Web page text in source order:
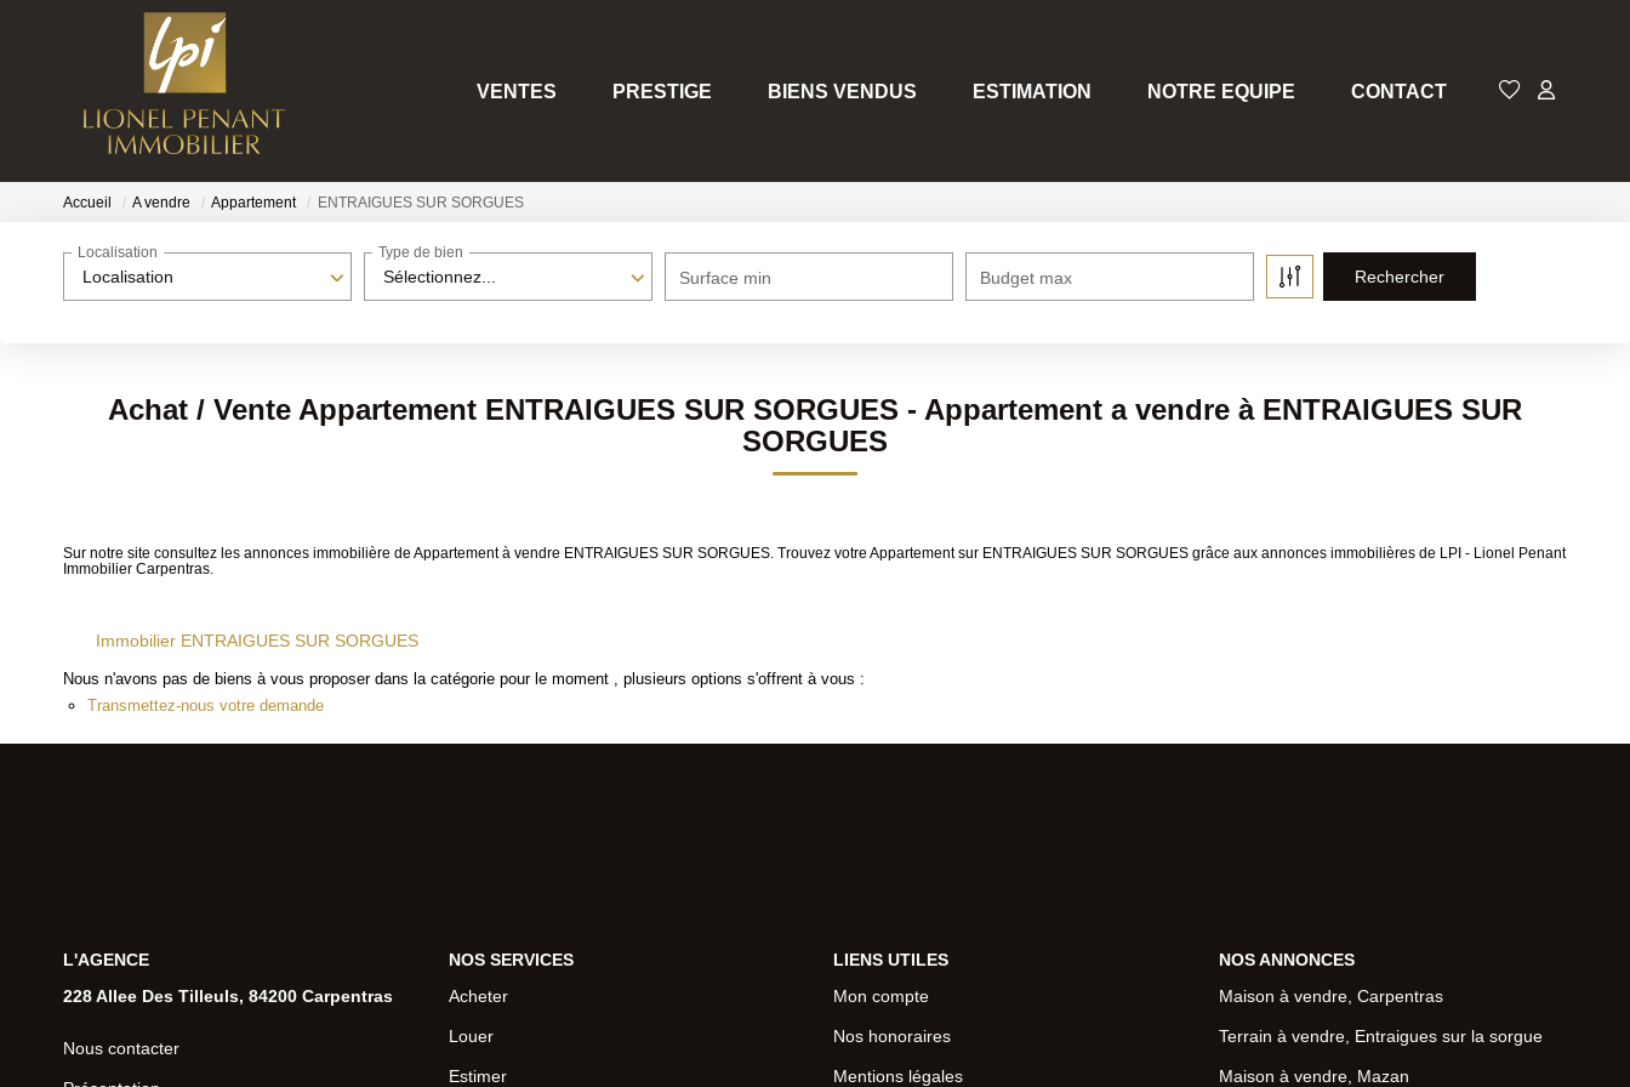
VENTES PRESTIGE BIENS VENDUS ESTIMATION NOTRE EQUIPE CONTACT
Accueil A vendre Appartement ENTRAIGUES SUR SORGUES
Localisation
Localisation
Sélectionnez...
Type de bien
Surface min Budget max
Achat / Vente Appartement ENTRAIGUES SUR SORGUES - Appartement a vendre à ENTRAIGUES SUR
SORGUES
Sur notre site consultez les annonces immobilière de Appartement à vendre ENTRAIGUES SUR SORGUES. Trouvez votre Appartement sur ENTRAIGUES SUR SORGUES grâce aux annonces immobilières de LPI - Lionel Penant
Immobilier Carpentras.
Immobilier ENTRAIGUES SUR SORGUES
Nous n'avons pas de biens à vous proposer dans la catégorie pour le moment , plusieurs options s'offrent à vous :
Transmettez-nous votre demande
L'AGENCE
228 Allee Des Tilleuls, 84200 Carpentras
Nous contacter
NOS SERVICES
Acheter
Louer
Estimer
LIENS UTILES
Mon compte
Nos honoraires
Mentions légales
NOS ANNONCES
Maison à vendre, Carpentras
Terrain à vendre, Entraigues sur la sorgue
Maison à vendre, Mazan